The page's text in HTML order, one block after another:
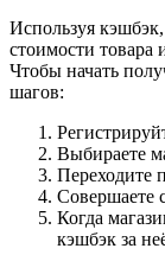
Используя
стоимости товара
Чтобы начать
шагов:
Выбираете
Переходите
Совершаете
Когда
кэшбэк за